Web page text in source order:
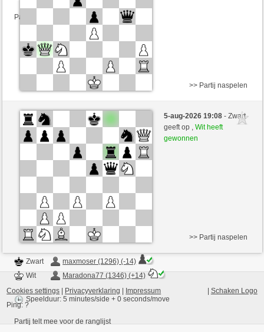
Partij telt mee voor de ranglijst
Zwart
Schalli (1267) (-12)
Wit
Maradona77 (1360) (+12)
Speelduur: 5 minutes/side + 0 seconds/move
Partij telt mee voor de ranglijst
>> Partij naspelen
5-aug-2026 19:08- Zwart
geeft op ,Wit heeft
gewonnen
Zwart
maxmoser (1296) (-14)
Wit
Maradona77 (1346) (+14)
Speelduur: 5 minutes/side + 0 seconds/move
Partij telt mee voor de ranglijst
>> Partij naspelen
Schaken Logo
Cookies settings Privacyverklaring
Impressum
Ping:?